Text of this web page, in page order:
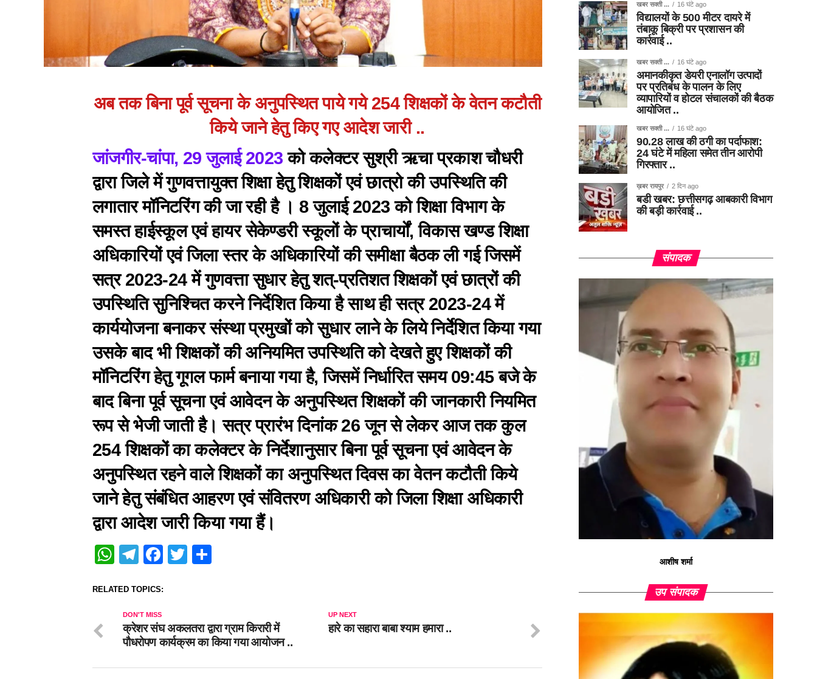
अब तक बिना पूर्व सूचना के अनुपस्थित पाये गये 254 शिक्षकों के वेतन कटौती
किये जाने हेतु किए गए आदेश जारी ..
जांजगीर-चांपा, 29 जुलाई 2023 को कलेक्टर सुश्री ऋचा प्रकाश चौधरी
द्वारा जिले में गुणवत्तायुक्त शिक्षा हेतु शिक्षकों एवं छात्रो की उपस्थिति की
लगातार मॉनिटरिंग की जा रही है । 8 जुलाई 2023 को शिक्षा विभाग के
समस्त हाईस्कूल एवं हायर सेकेण्डरी स्कूलों के प्राचार्यों, विकास खण्ड शिक्षा
अधिकारियों एवं जिला स्तर के अधिकारियों की समीक्षा बैठक ली गई जिसमें
सत्र 2023-24 में गुणवत्ता सुधार हेतु शत्-प्रतिशत शिक्षकों एवं छात्रों की
उपस्थिति सुनिश्चित करने निर्देशित किया है साथ ही सत्र 2023-24 में
कार्ययोजना बनाकर संस्था प्रमुखों को सुधार लाने के लिये निर्देशित किया गया
उसके बाद भी शिक्षकों की अनियमित उपस्थिति को देखते हुए शिक्षकों की
मॉनिटरिंग हेतु गूगल फार्म बनाया गया है, जिसमें निर्धारित समय 09:45 बजे के
बाद बिना पूर्व सूचना एवं आवेदन के अनुपस्थित शिक्षकों की जानकारी नियमित
रूप से भेजी जाती है। सत्र प्रारंभ दिनांक 26 जून से लेकर आज तक कुल
254 शिक्षकों का कलेक्टर के निर्देशानुसार बिना पूर्व सूचना एवं आवेदन के
अनुपस्थित रहने वाले शिक्षकों का अनुपस्थित दिवस का वेतन कटौती किये
जाने हेतु संबंधित आहरण एवं संवितरण अधिकारी को जिला शिक्षा अधिकारी
द्वारा आदेश जारी किया गया हैं।
WhatsApp
Telegram
Facebook
Twitter
RELATED TOPICS:
UP NEXT
हारे का सहारा बाबा श्याम हमारा ..
DON'T MISS
क्रेशर संघ अकलतरा द्वारा ग्राम किरारी में
पौधरोपण कार्यक्रम का किया गया आयोजन ..
खबर सक्ती ... 16 घंटे ago
विद्यालयों के 500 मीटर दायरे में
तंबाकू बिक्री पर प्रशासन की
कार्रवाई ..
खबर सक्ती ... 16 घंटे ago
अमानकीकृत डेयरी एनालॉग उत्पादों
पर प्रतिबंध के पालन के लिए
व्यापारियों व होटल संचालकों की बैठक
आयोजित ..
खबर सक्ती ... 16 घंटे ago
90.28 लाख की ठगी का पर्दाफाश:
24 घंटे में महिला समेत तीन आरोपी
गिरफ्तार ..
ख़बर रायपुर 2 दिन ago
बडी खबर: छत्तीसगढ़ आबकारी विभाग
की बड़ी कार्रवाई ..
संपादक
आशीष शर्मा
उप संपादक